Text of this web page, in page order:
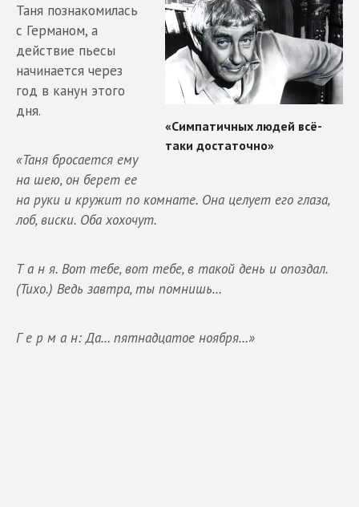
Таня познакомилась
с Германом, а
действие пьесы
начинается через
год в канун этого
дня.
«Таня бросается ему
на шею, он берет ее
на руки и кружит по комнате. Она целует его глаза,
лоб, виски. Оба хохочут.
Т а н я. Вот тебе, вот тебе, в такой день и опоздал.
(Тихо.) Ведь завтра, ты помнишь…
Г е р м а н: Да… пятнадцатое ноября…»